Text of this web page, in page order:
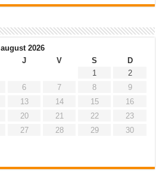
august 2026
J V S
D
1
2
6 7 8
9
13 14 15
16
20 21 22
23
27 28 29
30